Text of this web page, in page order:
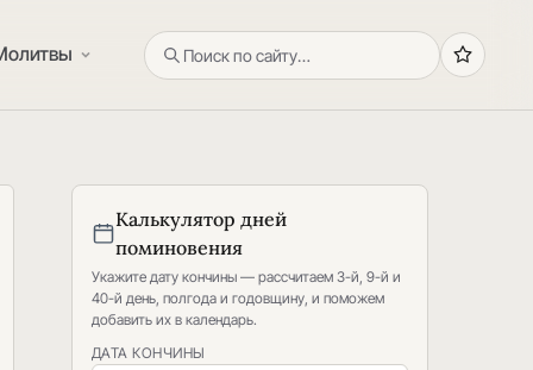
Калькулятор дней
поминовения
Укажите дату кончины — рассчитаем 3-й, 9-й и
40-й день, полгода и годовщину, и поможем
добавить их в календарь.
ДАТА КОНЧИНЫ